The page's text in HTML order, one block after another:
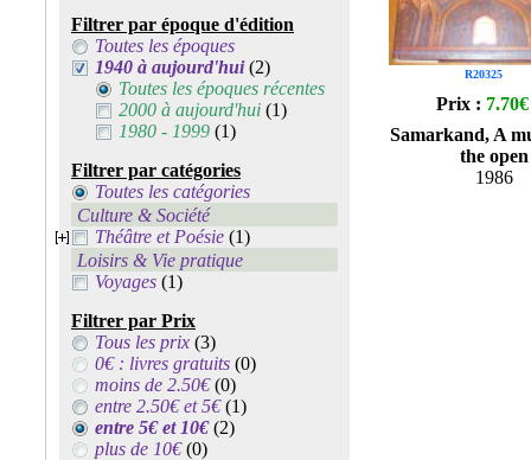
Filtrer par époque d'édition
Toutes les époques
1940 à aujourd'hui(2)
Toutes les époques récentes
2000 à aujourd'hui (1)
1980 - 1999 (1)
Filtrer par catégories
Toutes les catégories
Culture & Société
Théâtre et Poésie (1)
Loisirs & Vie pratique
Voyages (1)
Filtrer par Prix
Tous les prix (3)
0€ : livres gratuits (0)
moins de 2.50€(0)
entre 2.50€ et 5€(1)
entre 5€ et 10€ (2)
plus de 10€(0)
R20325
Prix : 7.70€
Samarkand, A
the open
1986